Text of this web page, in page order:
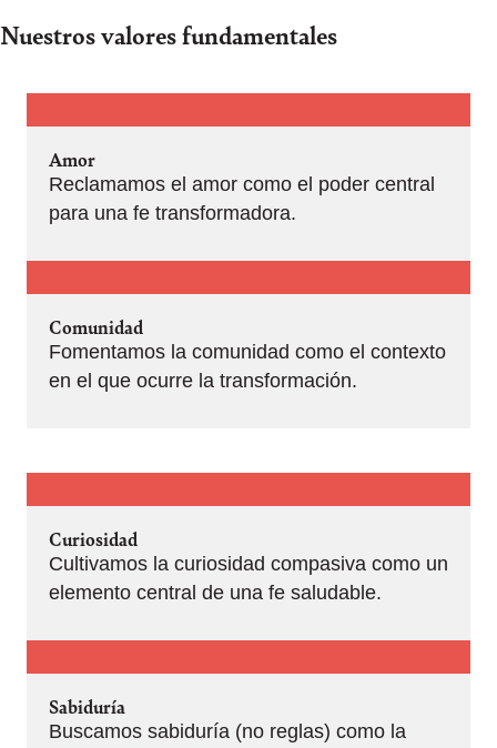
Nuestros valores fundamentales
Amor
Reclamamos el amor como el poder central
para una fe transformadora.
Comunidad
Fomentamos la comunidad como el contexto
en el que ocurre la transformación.
Curiosidad
Cultivamos la curiosidad compasiva como un
elemento central de una fe saludable.
Sabiduría
Buscamos sabiduría (no reglas) como la